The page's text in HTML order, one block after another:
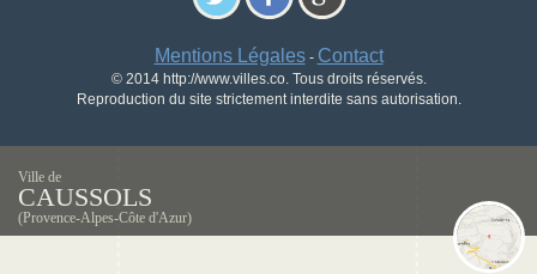
Mentions Légales- Contact
© 2014 http://www.villes.co. Tous droits réservés.
Reproduction du site strictement interdite sans autorisation.
Ville de
CAUSSOLS
(Provence-Alpes-Côte d'Azur)